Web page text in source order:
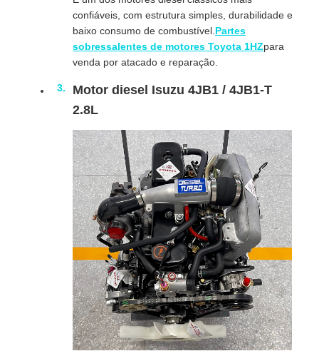
confiáveis, com estrutura simples, durabilidade e
baixo consumo de combustível. Partes
sobressalentes de motores Toyota 1HZpara
venda por atacado e reparação.
Motor diesel Isuzu 4JB1 / 4JB1-T
2.8L